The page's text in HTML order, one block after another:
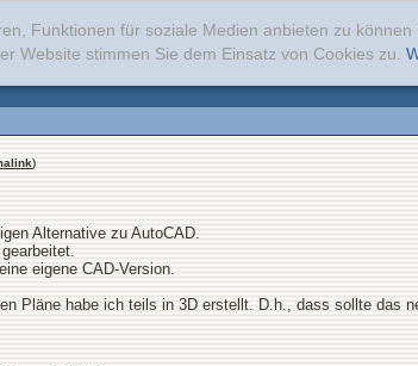
Funktionen für soziale Medien anbieten zu
Website stimmen Sie dem Einsatz von Cookies zu.
)
Alternative zu AutoCAD.
eigene CAD-Version.
Pläne habe ich teils in 3D erstellt. D.h., dass sollte das